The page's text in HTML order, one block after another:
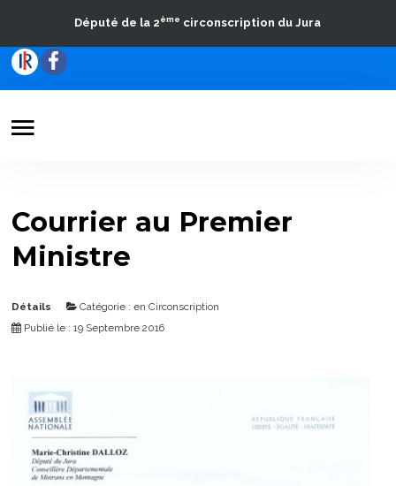
Travaux parlementaires
La Circonscription
Contact
Député de la 2ème circonscription du Jura
Courrier au Premier
Ministre
Détails Catégorie :en Circonscription
Publié le : 19 Septembre 2016